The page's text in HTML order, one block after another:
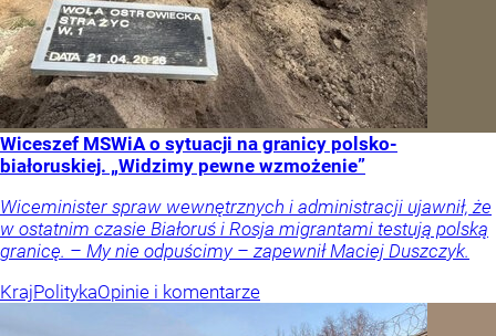
Wiceszef MSWiA o sytuacji na granicy polsko-
białoruskiej. „Widzimy pewne wzmożenie”
Wiceminister spraw wewnętrznych i administracji ujawnił, że
w ostatnim czasie Białoruś i Rosja migrantami testują polską
granicę. – My nie odpuścimy – zapewnił Maciej Duszczyk.
KrajPolitykaOpinie i komentarze